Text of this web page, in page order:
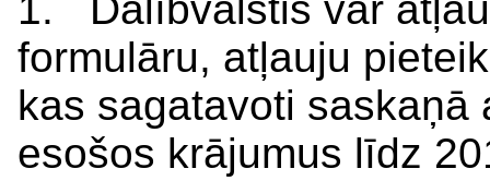
formulāru, atļauju
kas sagatavoti saskaņā
esošos krājumus līdz